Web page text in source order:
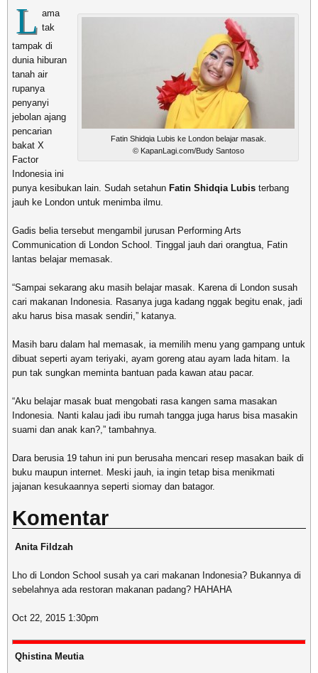
Fatin Shidqia Lubis ke London belajar masak.
© KapanLagi.com/Budy Santoso
L ama
tak
tampak di
dunia hiburan
tanah air
rupanya
penyanyi
jebolan ajang
pencarian
bakat X
Factor
Indonesia ini
punya kesibukan lain. Sudah setahun Fatin Shidqia Lubis terbang
jauh ke London untuk menimba ilmu.
Gadis belia tersebut mengambil jurusan Performing Arts
Communication di London School. Tinggal jauh dari orangtua, Fatin
lantas belajar memasak.
“Sampai sekarang aku masih belajar masak. Karena di London susah
cari makanan Indonesia. Rasanya juga kadang nggak begitu enak, jadi
aku harus bisa masak sendiri,” katanya.
Masih baru dalam hal memasak, ia memilih menu yang gampang untuk
dibuat seperti ayam teriyaki, ayam goreng atau ayam lada hitam. Ia
pun tak sungkan meminta bantuan pada kawan atau pacar.
“Aku belajar masak buat mengobati rasa kangen sama masakan
Indonesia. Nanti kalau jadi ibu rumah tangga juga harus bisa masakin
suami dan anak kan?,” tambahnya.
Dara berusia 19 tahun ini pun berusaha mencari resep masakan baik di
buku maupun internet. Meski jauh, ia ingin tetap bisa menikmati
jajanan kesukaannya seperti siomay dan batagor.
Komentar
Anita Fildzah
Lho di London School susah ya cari makanan Indonesia? Bukannya di
sebelahnya ada restoran makanan padang? HAHAHA
Oct 22, 2015 1:30pm
Qhistina Meutia